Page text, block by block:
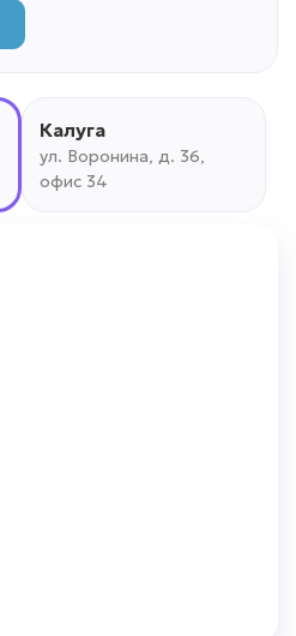
Калуга
ул. Воронина, д. 36,
офис 34